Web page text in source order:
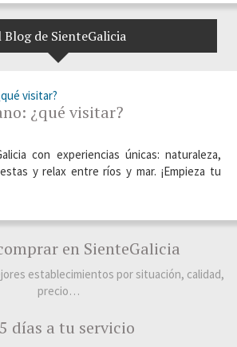
Blog de SienteGalicia
¿qué visitar?
con experiencias únicas: naturaleza,
y relax entre ríos y mar. ¡Empieza tu
en SienteGalicia
establecimientos por situación, calidad,
precio…
días a tu servicio